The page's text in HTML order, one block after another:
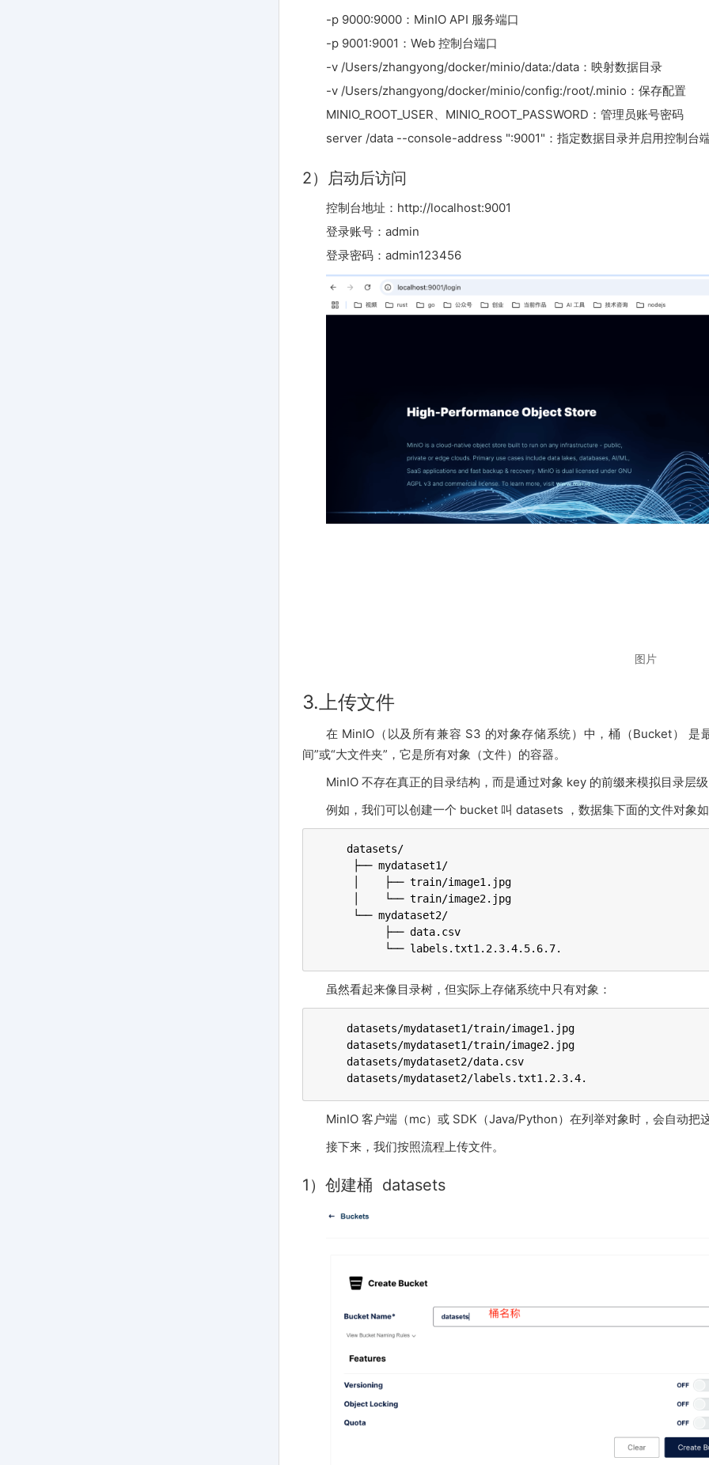
-p 9000:9000：MinIO API 服务端口
-p 9001:9001：Web 控制台端口
-v /Users/zhangyong/docker/minio/data:/data：映射数据目录
-v /Users/zhangyong/docker/minio/config:/root/.minio：保存配置
MINIO_ROOT_USER、MINIO_ROOT_PASSWORD：管理员账号密码
server /data --console-address ":9001"：指定数据目录并启用控制台
2）启动后访问
控制台地址：http://localhost:9001
登录账号：admin
登录密码：admin123456
图片
3.上传文件
在 MinIO（以及所有兼容 S3 的对象存储系统）中，桶（Bucket） 是
间”或“大文件夹”，它是所有对象（文件）的容器。
MinIO 不存在真正的目录结构，而是通过对象 key 的前缀来模拟目录层
例如，我们可以创建一个 bucket 叫 datasets ，数据集下面的文件对象
datasets/
├── mydataset1/
│    ├── train/image1.jpg
│    └── train/image2.jpg
└── mydataset2/
├── data.csv
└── labels.txt1.2.3.4.5.6.7.
虽然看起来像目录树，但实际上存储系统中只有对象：
datasets/mydataset1/train/image1.jpg
datasets/mydataset1/train/image2.jpg
datasets/mydataset2/data.csv
datasets/mydataset2/labels.txt1.2.3.4.
MinIO 客户端（mc）或 SDK（Java/Python）在列举对象时，会自动把
接下来，我们按照流程上传文件。
1）创建桶 datasets